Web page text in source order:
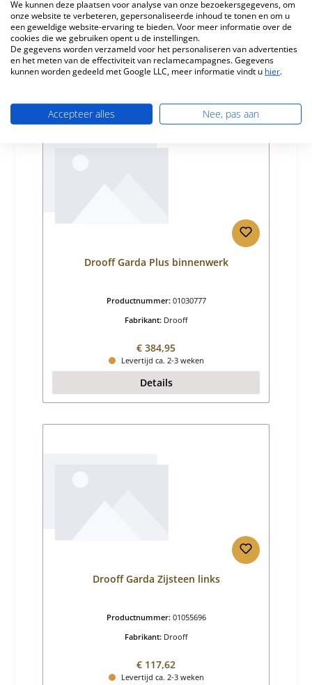
Fabrikant: Drooff
Normale prijs:
€ 117,62
Levertijd ca. 2-3 weken
Details
Drooff Garda Plus binnenwerk
Productnummer: 01030777
Fabrikant: Drooff
Normale prijs:
€ 384,95
Levertijd ca. 2-3 weken
Details
Drooff Garda Zijsteen links
Productnummer: 01055696
Fabrikant: Drooff
Normale prijs:
€ 117,62
Levertijd ca. 2-3 weken
We kunnen deze plaatsen voor analyse van onze bezoekersgegevens, om
onze website te verbeteren, gepersonaliseerde inhoud te tonen en om u
een geweldige website-ervaring te bieden. Voor meer informatie over de
cookies die we gebruiken opent u de instellingen.
De gegevens worden verzameld voor het personaliseren van advertenties
en het meten van de effectiviteit van reclamecampagnes. Gegevens
kunnen worden gedeeld met Google LLC, meer informatie vindt u hier.
Accepteer alles Nee, pas aan